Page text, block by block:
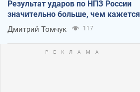
Результат ударов по НПЗ России
значительно больше, чем кажется
Дмитрий Томчук 117